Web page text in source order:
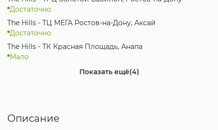
Достаточно
The Hills - ТЦ МЕГА Ростов-на-Дону, Аксай
Достаточно
The Hills - ТК Красная Площадь, Анапа
Мало
The Hills - ТРК Мегамаг, Ростов-на-Дону
The Hills - ТРЦ City Plaza, Адлер, Сочи
Показать ещё(4)
Описание